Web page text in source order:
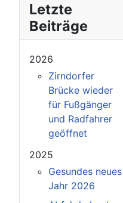
Letzte
Beiträge
2026
Zirndorfer
Brücke wieder
für Fußgänger
und Radfahrer
geöffnet
2025
Gesundes neues
Jahr 2026